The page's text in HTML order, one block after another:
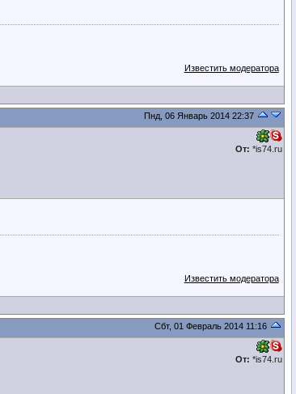
Известить модератора
Пнд, 06 Январь 2014 22:37
От: *is74.ru
Известить модератора
Сбт, 01 Февраль 2014 11:16
От: *is74.ru